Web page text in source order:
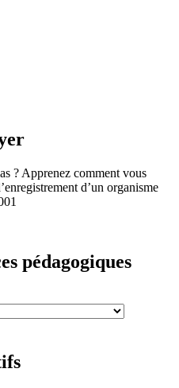
? Apprenez comment vous
d’un organisme
pédagogiques